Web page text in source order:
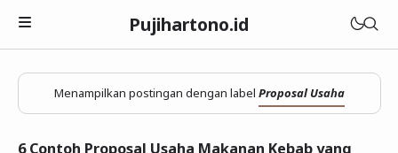
Pujihartono.id
Surat Lamaran Kerja
Menampilkan postingan dengan label Proposal Usaha
6 Contoh Proposal Usaha Makanan Kebab yang